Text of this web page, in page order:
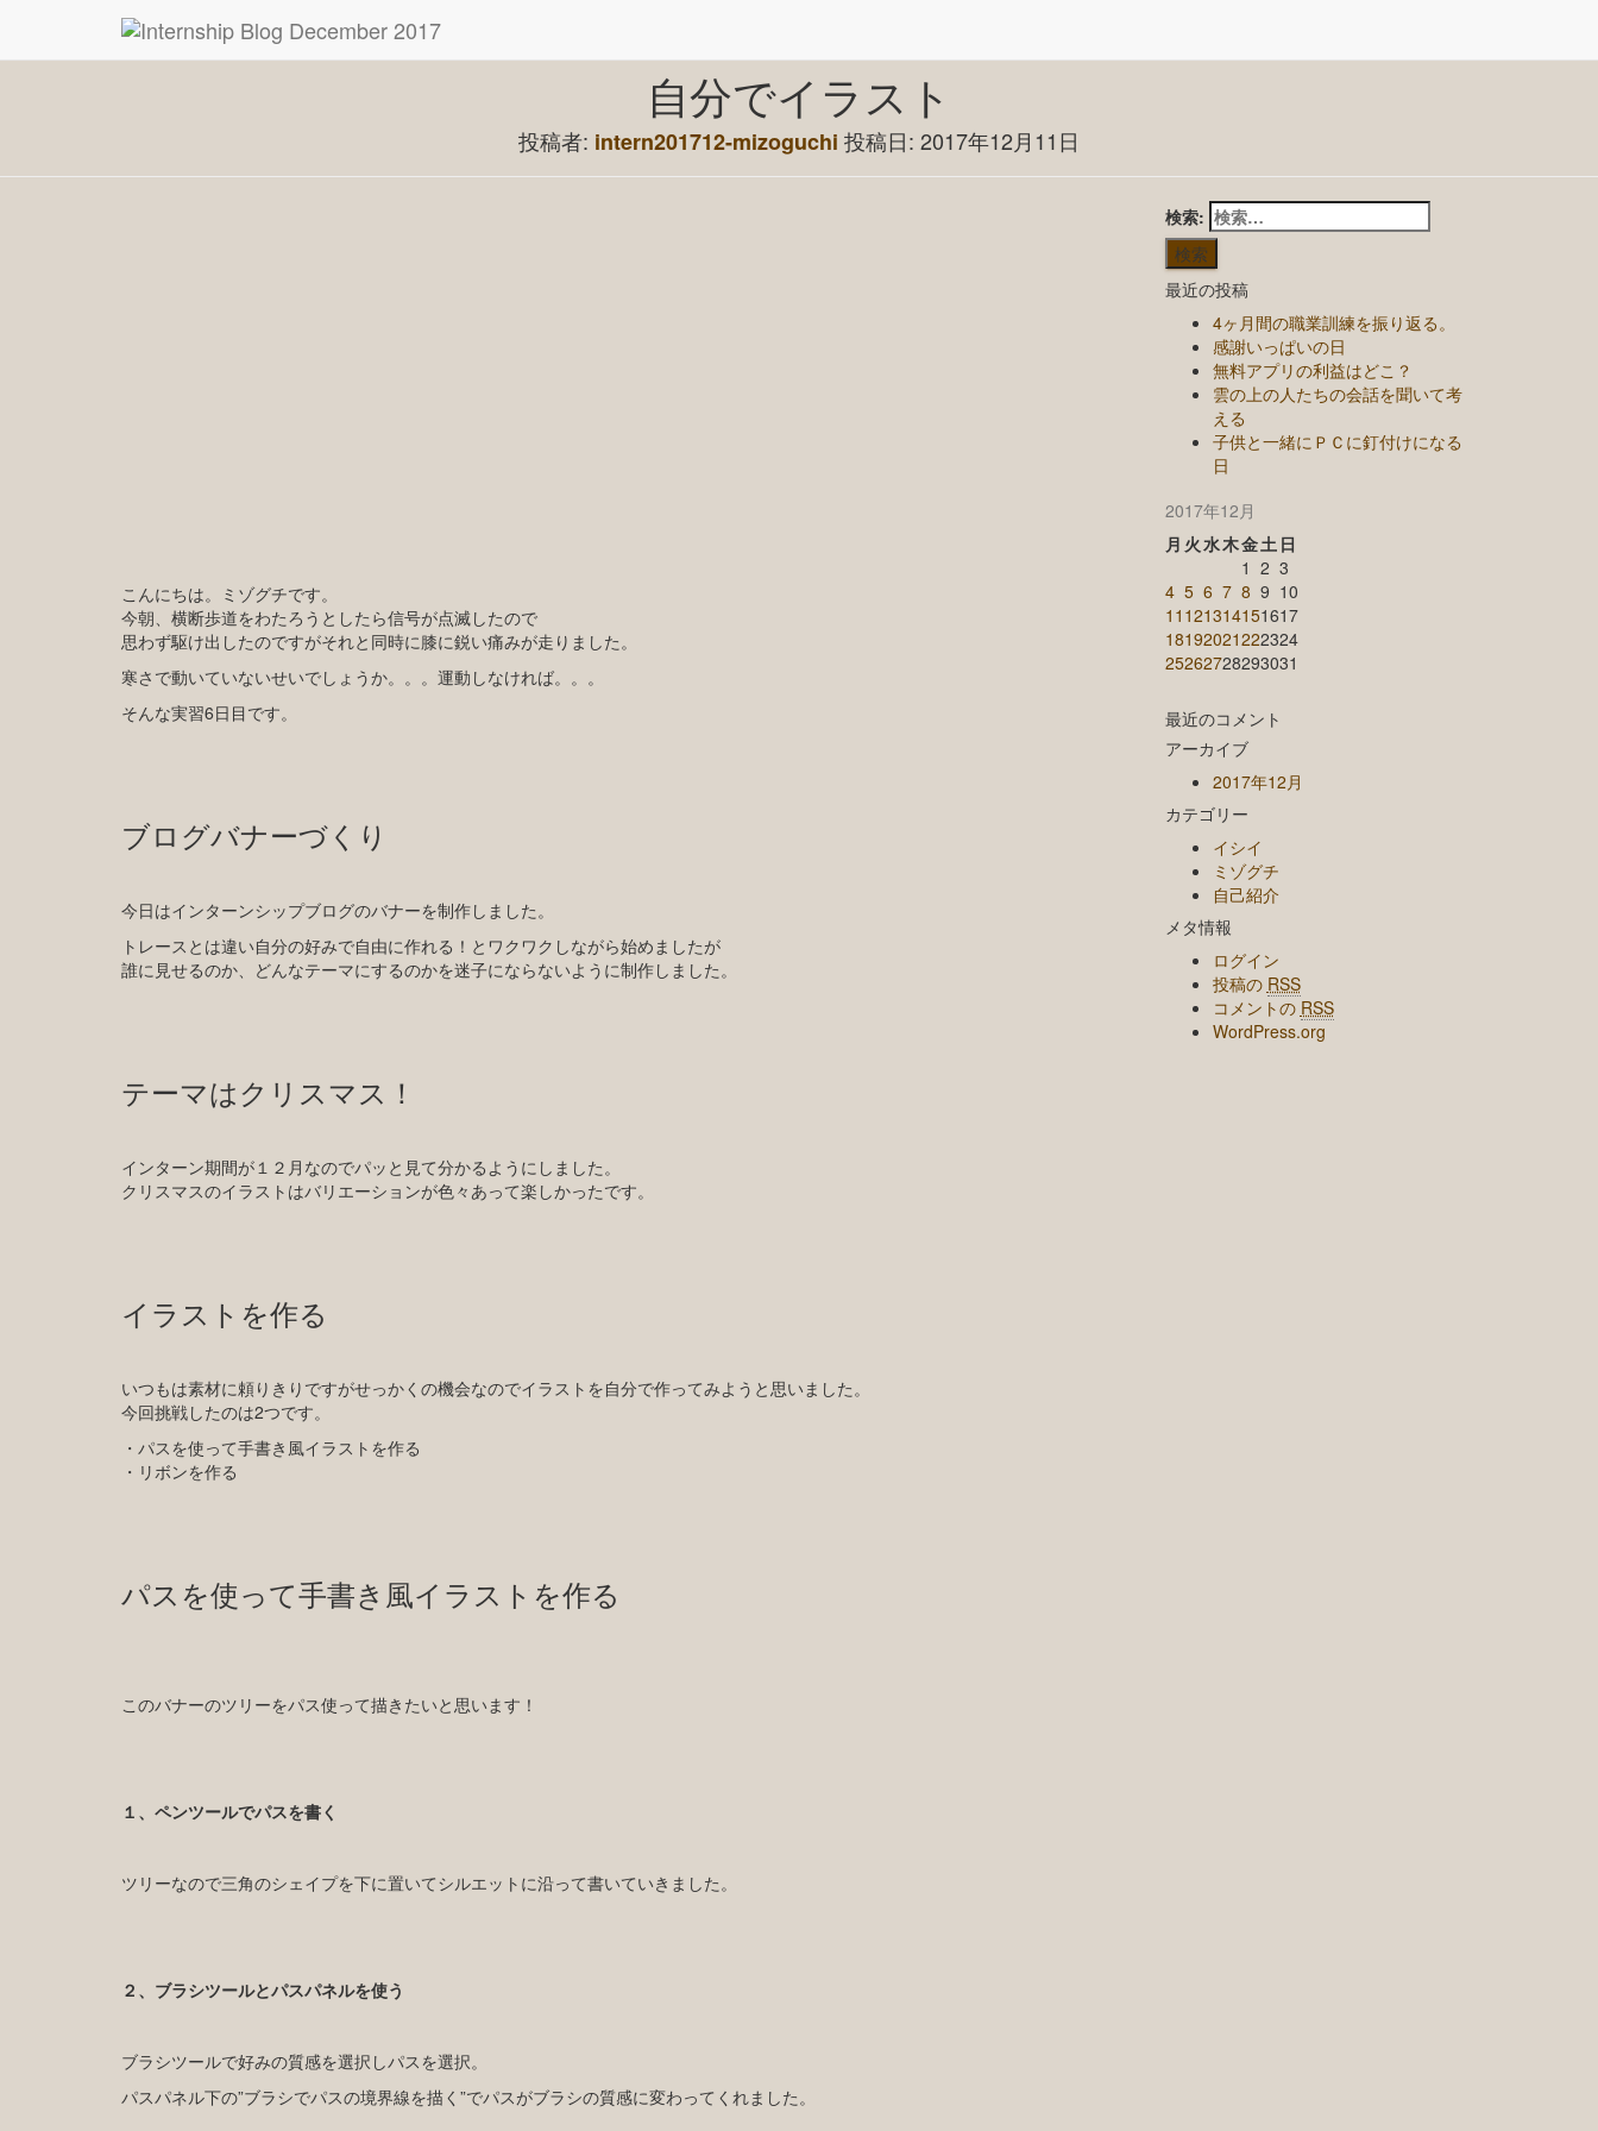
自分でイラスト
投稿者: intern201712-mizoguchi 投稿日: 2017年12月11日
こんにちは。ミゾグチです。
今朝、横断歩道をわたろうとしたら信号が点滅したので
思わず駆け出したのですがそれと同時に膝に鋭い痛みが走りました。
寒さで動いていないせいでしょうか。。。運動しなければ。。。
そんな実習6日目です。
ブログバナーづくり
今日はインターンシップブログのバナーを制作しました。
トレースとは違い自分の好みで自由に作れる！とワクワクしながら始めましたが
誰に見せるのか、どんなテーマにするのかを迷子にならないように制作しました。
テーマはクリスマス！
インターン期間が１２月なのでパッと見て分かるようにしました。
クリスマスのイラストはバリエーションが色々あって楽しかったです。
イラストを作る
いつもは素材に頼りきりですがせっかくの機会なのでイラストを自分で作ってみようと思いました。
今回挑戦したのは2つです。
・パスを使って手書き風イラストを作る
・リボンを作る
パスを使って手書き風イラストを作る
このバナーのツリーをパス使って描きたいと思います！
１、ペンツールでパスを書く
ツリーなので三角のシェイプを下に置いてシルエットに沿って書いていきました。
２、ブラシツールとパスパネルを使う
ブラシツールで好みの質感を選択しパスを選択。
パスパネル下の”ブラシでパスの境界線を描く”でパスがブラシの質感に変わってくれました。
検索:
最近の投稿
4ヶ月間の職業訓練を振り返る。
感謝いっぱいの日
無料アプリの利益はどこ？
雲の上の人たちの会話を聞いて考
える
子供と一緒にＰＣに釘付けになる
日
2017年12月
月 火水木金土 日
1 2 3
4 5 6 7 8 9 10
11 121314151617
18192021222324
25262728293031
最近のコメント
アーカイブ
2017年12月
カテゴリー
イシイ
ミゾグチ
自己紹介
メタ情報
ログイン
投稿の RSS
コメントの RSS
WordPress.org